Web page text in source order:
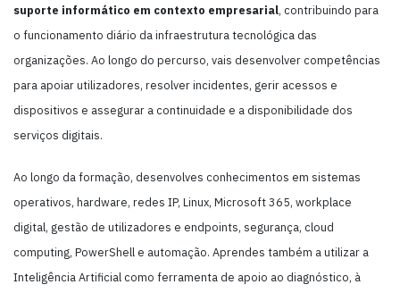
suporte informático em contexto empresarial, contribuindo para
o funcionamento diário da infraestrutura tecnológica das
organizações. Ao longo do percurso, vais desenvolver competências
para apoiar utilizadores, resolver incidentes, gerir acessos e
dispositivos e assegurar a continuidade e a disponibilidade dos
serviços digitais.
Ao longo da formação, desenvolves conhecimentos em sistemas
operativos, hardware, redes IP, Linux, Microsoft 365, workplace
digital, gestão de utilizadores e endpoints, segurança, cloud
computing, PowerShell e automação. Aprendes também a utilizar a
Inteligência Artificial como ferramenta de apoio ao diagnóstico, à